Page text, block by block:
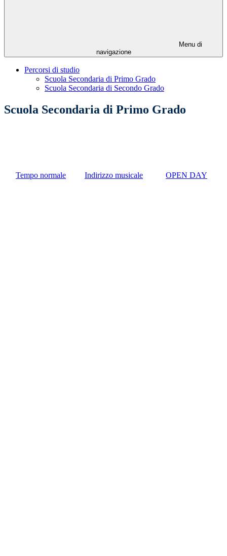
Menu di
navigazione
Percorsi di studio
Scuola Secondaria di Primo Grado
Scuola Secondaria di Secondo Grado
Scuola Secondaria di Primo Grado
Tempo normale Indirizzo musicale OPEN DAY